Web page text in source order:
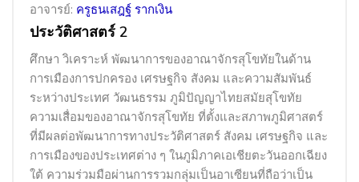
อาจารย์: ครูธนเสฎฐ์ รากเงิน
ประวัติศาสตร์ 2
ศึกษา วิเคราะห์ พัฒนาการของอาณาจักรสุโขทัยในด้าน
การเมืองการปกครอง เศรษฐกิจ สังคม และความสัมพันธ์
ระหว่างประเทศ วัฒนธรรม ภูมิปัญญาไทยสมัยสุโขทัย
ความเสื่อมของอาณาจักรสุโขทัย ที่ตั้งและสภาพภูมิศาสตร์
ที่มีผลต่อพัฒนาการทางประวัติศาสตร์ สังคม เศรษฐกิจ และ
การเมืองของประเทศต่าง ๆ ในภูมิภาคเอเชียตะวันออกเฉียง
ใต้ ความร่วมมือผ่านการรวมกลุ่มเป็นอาเซียนที่ถือว่าเป็น